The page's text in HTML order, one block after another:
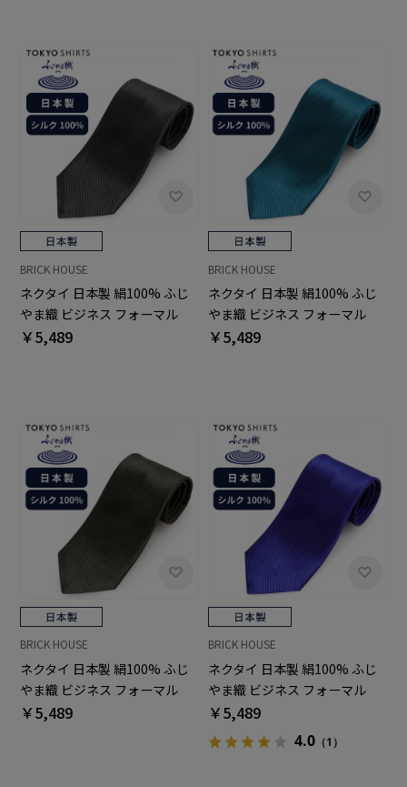
BRICK HOUSE
ネクタイ 日本製 絹100% ふじ
やま織 ビジネス フォーマル
￥5,489
BRICK HOUSE
ネクタイ 日本製 絹100% ふじ
やま織 ビジネス フォーマル
￥5,489
BRICK HOUSE
ネクタイ 日本製 絹100% ふじ
やま織 ビジネス フォーマル
￥5,489
BRICK HOUSE
ネクタイ 日本製 絹100% ふじ
やま織 ビジネス フォーマル
￥5,489
4.0 （1）